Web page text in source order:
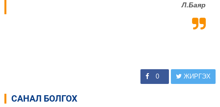
Л.Баяр
0 ЖИРГЭХ
САНАЛ БОЛГОХ